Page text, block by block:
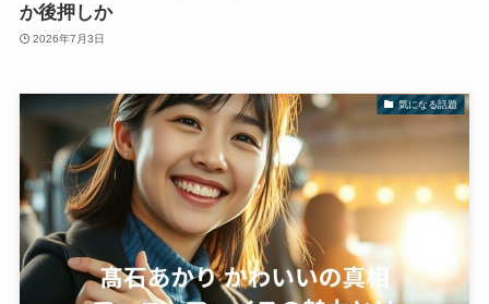
か後押しか
2026年7月3日
気になる話題